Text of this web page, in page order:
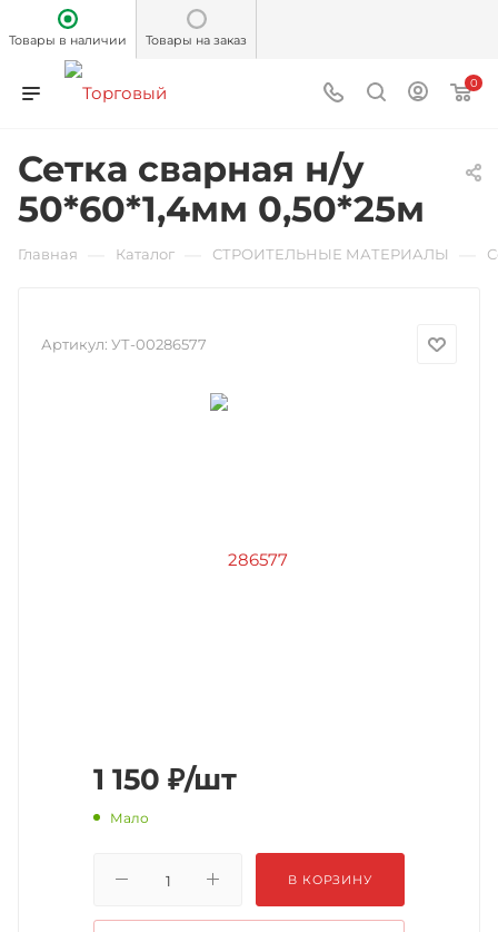
Товары в наличии Товары на заказ
0
Сетка сварная н/у
50*60*1,4мм 0,50*25м
Главная Каталог СТРОИТЕЛЬНЫЕ МАТЕРИАЛЫ
Артикул: УТ-00286577
1 150 ₽/шт
Мало
В КОРЗИНУ